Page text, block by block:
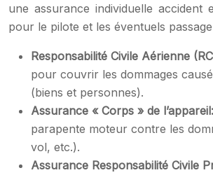
une assurance individuelle accident
pour le pilote et les éventuels
Responsabilité Civile Aérienne
pour couvrir les dommages
(biens et personnes).
Assurance « Corps » de l’appareil:
parapente moteur contre les
vol, etc.).
Assurance Responsabilité Civile